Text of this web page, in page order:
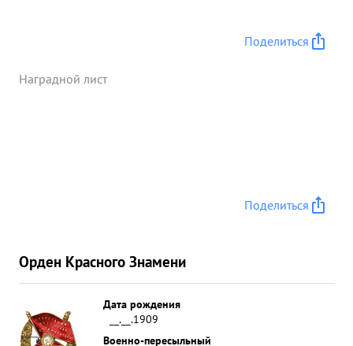
Поделиться
Наградной лист
Поделиться
Орден Красного Знамени
Дата рождения
__.__.1909
Военно-пересыльный